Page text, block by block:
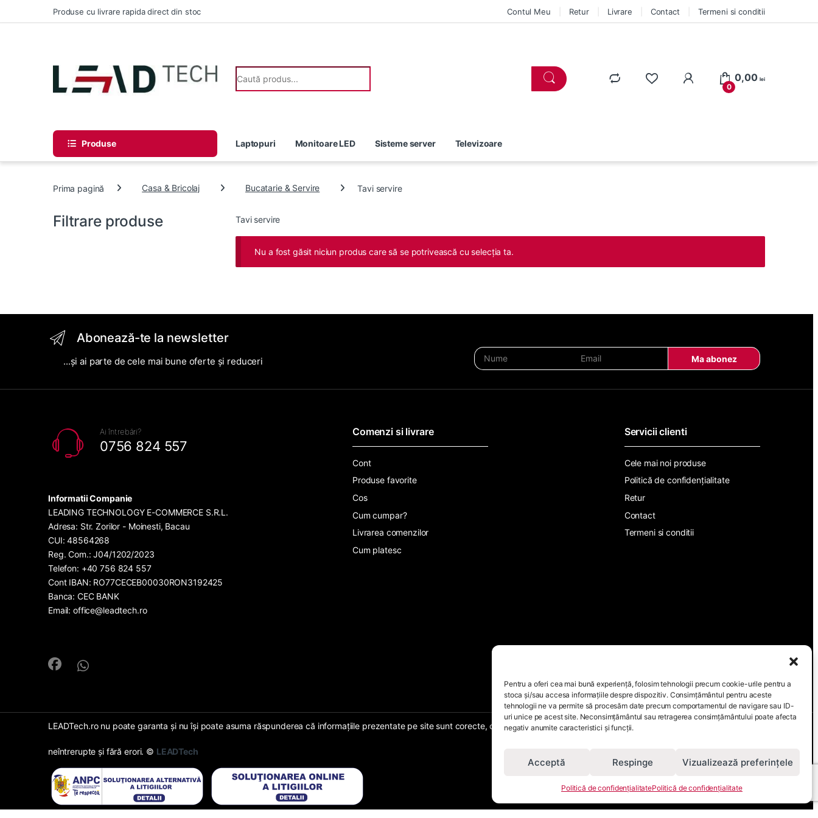
Pentru a oferi cea mai bună experiență, folosim tehnologii precum cookie-urile pentru a
stoca și/sau accesa informațiile despre dispozitiv. Consimțământul pentru aceste
tehnologii ne va permite să procesăm date precum comportamentul de navigare sau ID-
uri unice pe acest site. Neconsimțământul sau retragerea consimțământului poate afecta
negativ anumite caracteristici și funcții.
Acceptă Respinge Vizualizează preferințele
Politică de confidențialitatePolitică de confidențialitate
Skip to navigation
Skip to contentProduse cu livrare rapida direct din stoc Contul Meu Retur Livrare Contact Termeni si conditii
Search for:
0
0,00lei
Produse Laptopuri Monitoare LED Sisteme server Televizoare
Prima pagină Casa & Bricolaj Bucatarie & Servire Tavi servire
Tavi servire
Nu a fost găsit niciun produs care să se potrivească cu selecția ta.
Filtrare produse
Abonează-te la newsletter
...și ai parte de cele mai bune oferte și reduceri
a
Ma abonez
Ai întrebări?
0756 824 557
Informatii Companie
LEADING TECHNOLOGY E-COMMERCE S.R.L.
Adresa: Str. Zorilor - Moinesti, Bacau
CUI: 48564268
Reg. Com.: J04/1202/2023
Telefon: +40 756 824 557
Cont IBAN: RO77CECEB00030RON3192425
Banca: CEC BANK
Email: office@leadtech.ro
Comenzi si livrare
Cont
Produse favorite
Cos
Cum cumpar?
Livrarea comenzilor
Cum platesc
Servicii clienti
Cele mai noi produse
Politică de confidențialitate
Retur
Contact
Termeni si conditii
LEADTech.ro nu poate garanta și nu își poate asuma răspunderea că informațiile prezentate pe site sunt corecte, complete, iar serviciile oferite prin acest site sunt accesibile,
neîntrerupte și fără erori. © LEADTech